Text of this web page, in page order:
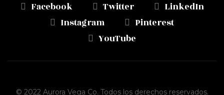
Facebook Twitter
LinkedIn
Instagram
Pinterest
YouTube
© 2022 Aurora Vega Co. Todos los derechos reservados.